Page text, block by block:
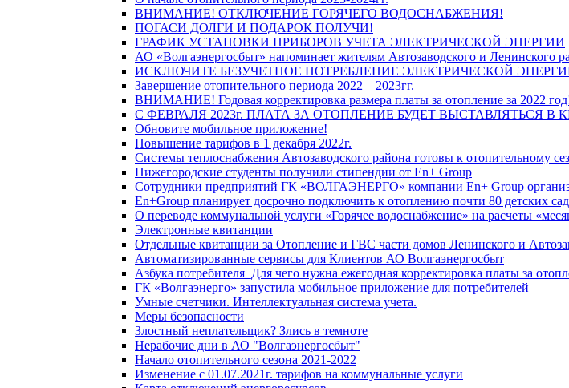
ВНИМАНИЕ! ОТКЛЮЧЕНИЕ ГОРЯЧЕГО ВОДОСНАБЖЕНИЯ!
ПОГАСИ ДОЛГИ И ПОДАРОК ПОЛУЧИ!
ГРАФИК УСТАНОВКИ ПРИБОРОВ УЧЕТА ЭЛЕКТРИЧЕСКОЙ ЭНЕРГИИ
АО «Волгаэнергосбыт» напоминает жителям Автозаводского и Ленинского
ИСКЛЮЧИТЕ БЕЗУЧЕТНОЕ ПОТРЕБЛЕНИЕ ЭЛЕКТРИЧЕСКОЙ
Завершение отопительного периода 2022 – 2023гг.
ВНИМАНИЕ! Годовая корректировка размера платы за отопление за 2022
С ФЕВРАЛЯ 2023г. ПЛАТА ЗА ОТОПЛЕНИЕ БУДЕТ ВЫСТАВЛЯТЬСЯ
Обновите мобильное приложение!
Повышение тарифов в 1 декабря 2022г.
Системы теплоснабжения Автозаводского района готовы к отопительному
Нижегородские студенты получили стипендии от En+ Group
Сотрудники предприятий ГК «ВОЛГАЭНЕРГО» компании En+ Group
En+Group планирует досрочно подключить к отоплению почти 80 детских
О переводе коммунальной услуги «Горячее водоснабжение» на расчеты
Электронные квитанции
Отдельные квитанции за Отопление и ГВС части домов Ленинского и
Автоматизированные сервисы для Клиентов АО Волгаэнергосбыт
Азбука потребителя_Для чего нужна ежегодная корректировка платы за
ГК «Волгаэнерго» запустила мобильное приложение для потребителей
Умные счетчики. Интеллектуальная система учета.
Меры безопасности
Злостный неплательщик? Злись в темноте
Нерабочие дни в АО "Волгаэнергосбыт"
Начало отопительного сезона 2021-2022
Изменение с 01.07.2021г. тарифов на коммунальные услуги